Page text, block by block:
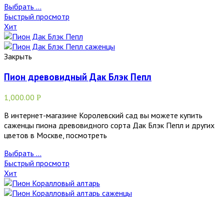
Выбрать ...
Быстрый просмотр
Хит
Закрыть
Пион древовидный Дак Блэк Пепл
1,000.00 Р
В интернет-магазине Королевский сад вы можете купить
саженцы пиона древовидного сорта Дак Блэк Пепл и других
цветов в Москве, посмотреть
Выбрать ...
Быстрый просмотр
Хит